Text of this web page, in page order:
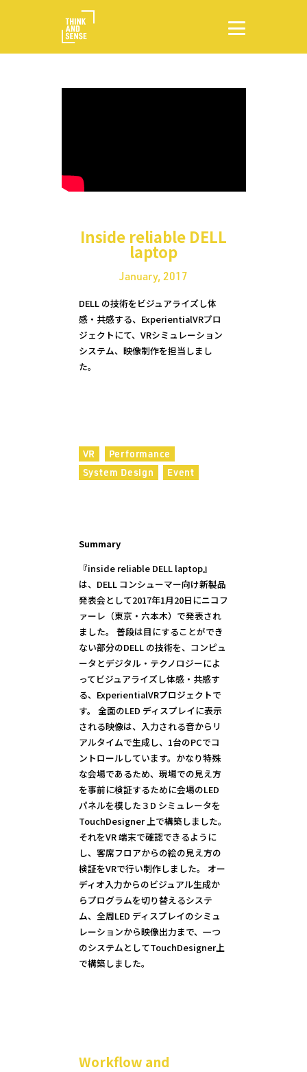
Inside reliable DELL
laptop
January, 2017
DELL の技術をビジュアライズし体
感・共感する、ExperientialVRプロ
ジェクトにて、VRシミュレーション
システム、映像制作を担当しまし
た。
VR
Performance
System Design
Event
Summary
『inside reliable DELL laptop』
は、DELL コンシューマー向け新製品
発表会として2017年1月20日にニコフ
ァーレ（東京・六本木）で発表され
ました。 普段は目にすることができ
ない部分のDELL の技術を、コンピュ
ータとデジタル・テクノロジーによ
ってビジュアライズし体感・共感す
る、ExperientialVRプロジェクトで
す。 全面のLED ディスプレイに表示
される映像は、入力される音からリ
アルタイムで生成し、1台のPCでコ
ントロールしています。かなり特殊
な会場であるため、現場での見え方
を事前に検証するために会場のLED
パネルを模した３D シミュレータを
TouchDesigner 上で構築しました。
それをVR 端末で確認できるように
し、客席フロアからの絵の見え方の
検証をVRで行い制作しました。 オー
ディオ入力からのビジュアル生成か
らプログラムを切り替えるシステ
ム、全周LED ディスプレイのシミュ
レーションから映像出力まで、一つ
のシステムとしてTouchDesigner上
で構築しました。
Workflow and